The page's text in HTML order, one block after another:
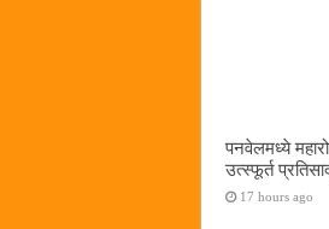
पनवेलमध्ये
उत्स्फूर्त
17 hours ago